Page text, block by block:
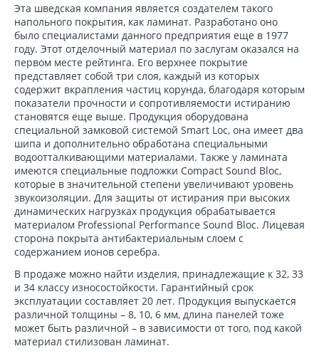
Эта шведская компания является создателем такого
напольного покрытия, как ламинат. Разработано оно
было специалистами данного предприятия еще в 1977
году. Этот отделочный материал по заслугам оказался на
первом месте рейтинга. Его верхнее покрытие
представляет собой три слоя, каждый из которых
содержит вкрапления частиц корунда, благодаря которым
показатели прочности и сопротивляемости истиранию
становятся еще выше. Продукция оборудована
специальной замковой системой Smart Loc, она имеет два
шипа и дополнительно обработана специальными
водоотталкивающими материалами. Также у ламината
имеются специальные подложки Compact Sound Bloc,
которые в значительной степени увеличивают уровень
звукоизоляции. Для защиты от истирания при высоких
динамических нагрузках продукция обрабатывается
материалом Professional Performance Sound Bloc. Лицевая
сторона покрыта антибактериальным слоем с
содержанием ионов серебра.
В продаже можно найти изделия, принадлежащие к 32, 33
и 34 классу износостойкости. Гарантийный срок
эксплуатации составляет 20 лет. Продукция выпускается
различной толщины – 8, 10, 6 мм, длина панелей тоже
может быть различной – в зависимости от того, под какой
материал стилизован ламинат.